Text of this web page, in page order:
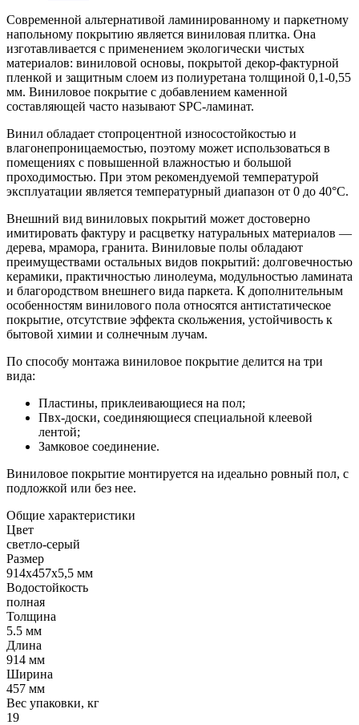
Современной альтернативой ламинированному и паркетному
напольному покрытию является виниловая плитка. Она
изготавливается с применением экологически чистых
материалов: виниловой основы, покрытой декор-фактурной
пленкой и защитным слоем из полиуретана толщиной 0,1-0,55
мм. Виниловое покрытие с добавлением каменной
составляющей часто называют SPC-ламинат.
Винил обладает стопроцентной износостойкостью и
влагонепроницаемостью, поэтому может использоваться в
помещениях с повышенной влажностью и большой
проходимостью. При этом рекомендуемой температурой
эксплуатации является температурный диапазон от 0 до 40°С.
Внешний вид виниловых покрытий может достоверно
имитировать фактуру и расцветку натуральных материалов —
дерева, мрамора, гранита. Виниловые полы обладают
преимуществами остальных видов покрытий: долговечностью
керамики, практичностью линолеума, модульностью ламината
и благородством внешнего вида паркета. К дополнительным
особенностям винилового пола относятся антистатическое
покрытие, отсутствие эффекта скольжения, устойчивость к
бытовой химии и солнечным лучам.
По способу монтажа виниловое покрытие делится на три
вида:
Пластины, приклеивающиеся на пол;
Пвх-доски, соединяющиеся специальной клеевой
лентой;
Замковое соединение.
Виниловое покрытие монтируется на идеально ровный пол, с
подложкой или без нее.
Общие характеристики
Цвет
светло-серый
Размер
914х457х5,5 мм
Водостойкость
полная
Толщина
5.5 мм
Длина
914 мм
Ширина
457 мм
Вес упаковки, кг
19